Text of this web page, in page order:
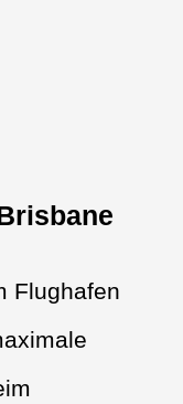
Flughafen